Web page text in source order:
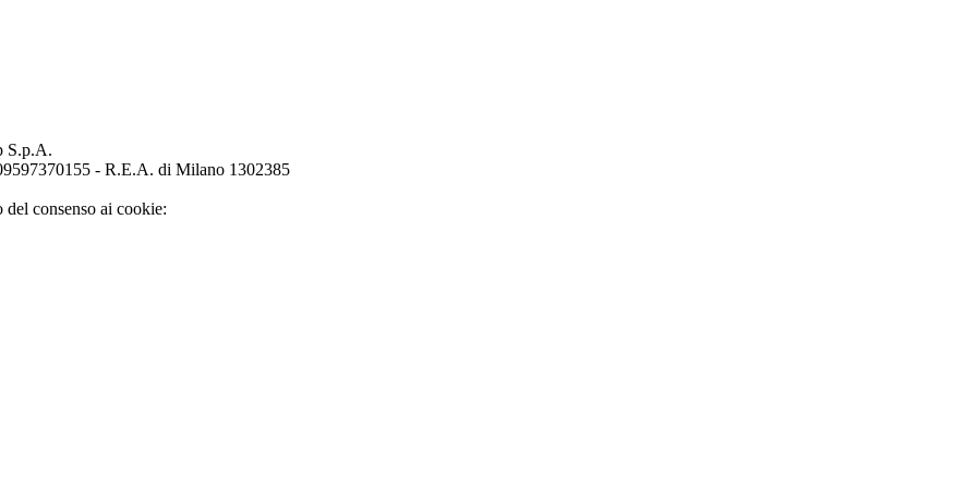
S.p.A.
- R.E.A. di Milano 1302385
del consenso ai cookie: